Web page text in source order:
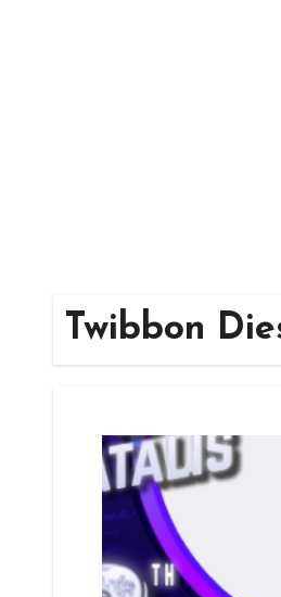
Twibbon